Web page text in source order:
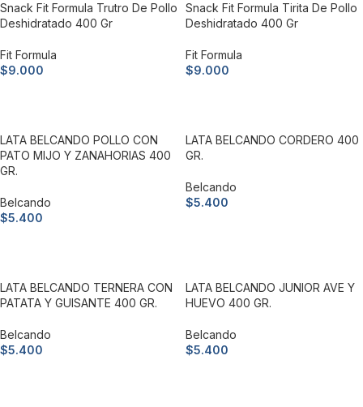
Snack Fit Formula Trutro De Pollo
Deshidratado 400 Gr
Fit Formula
$9.000
Snack Fit Formula Tirita De Pollo
Deshidratado 400 Gr
Fit Formula
$9.000
LATA BELCANDO POLLO CON
PATO MIJO Y ZANAHORIAS 400
GR.
Belcando
$5.400
LATA BELCANDO CORDERO 400
GR.
Belcando
$5.400
LATA BELCANDO TERNERA CON
PATATA Y GUISANTE 400 GR.
Belcando
$5.400
LATA BELCANDO JUNIOR AVE Y
HUEVO 400 GR.
Belcando
$5.400